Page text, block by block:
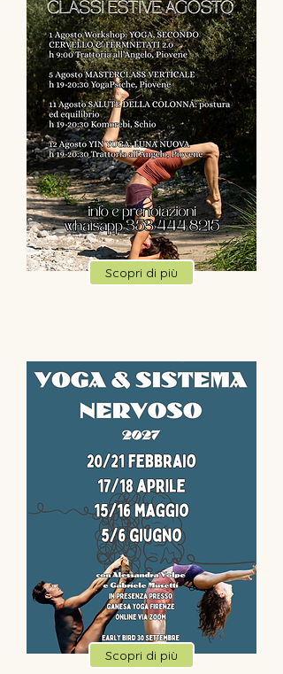
Scopri di più
Scopri di più